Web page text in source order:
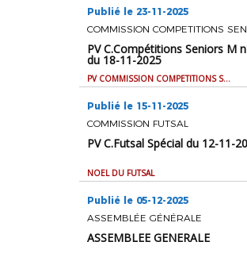
Publié le 23-11-2025
PV C.Compétitions Seniors M
du 18-11-2025
PV COMMISSION COMPETITIONS SENIORS M
Publié le 15-11-2025
COMMISSION FUTSAL
PV C.Futsal Spécial du 12-11-
NOEL DU FUTSAL
Publié le 05-12-2025
ASSEMBLÉE GÉNÉRALE
ASSEMBLEE GENERALE